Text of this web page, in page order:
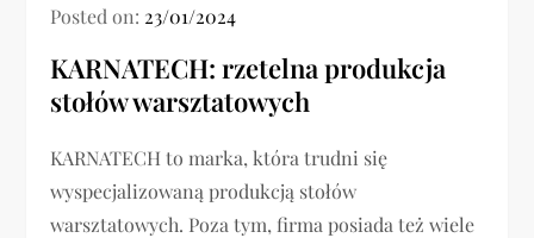
Posted on: 23/01/2024
KARNATECH: rzetelna produkcja
stołów warsztatowych
KARNATECH to marka, która trudni się
wyspecjalizowaną produkcją stołów
warsztatowych. Poza tym, firma posiada też wiele